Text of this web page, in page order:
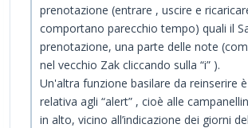
prenotazione (entrare , uscire e
comportano parecchio tempo) quali il
prenotazione, una parte delle note
nel vecchio Zak cliccando sulla “i” ).
Un'altra funzione basilare da reinserire
relativa agli “alert” , cioè alle
in alto, vicino all’indicazione dei giorni